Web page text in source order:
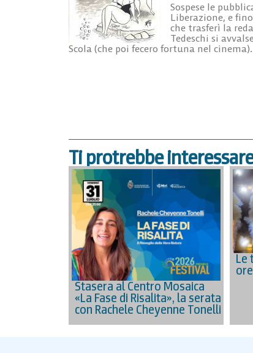
Sospese le
Liberazione, e
che trasferì la
Tedeschi si
Scola (che poi fecero fortuna nel cinema).
Ti protrebbe
Stasera al Centro Mosaica
«La Fase di Risalita», la serata
con Rachele Cheyenne Tonelli
Le